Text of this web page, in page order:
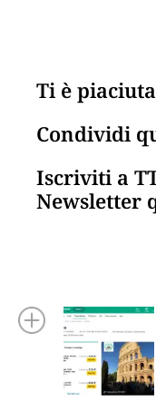
Ti è
Condividi
Iscriviti a
Newsletter